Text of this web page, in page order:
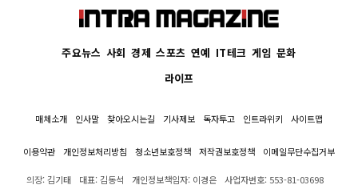
주요뉴스 사회 경제 스포츠 연예 IT테크 게임 문화
라이프
매체소개 인사말 찾아오시는길 기사제보 독자투고 인트라위키 사이트맵
이용약관 개인정보처리방침 청소년보호정책 저작권보호정책 이메일무단수집거부
의장: 김기태 대표: 김동석 개인정보책임자: 이경은
사업자번호: 553-81-03698